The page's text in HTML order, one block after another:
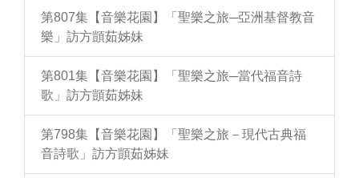
第807集【音樂花園】「聖樂之旅─亞洲基督教音
樂」訪方顗茹姊妹
第801集【音樂花園】「聖樂之旅─當代福音詩
歌」訪方顗茹姊妹
第798集【音樂花園】「聖樂之旅－現代古典福
音詩歌」訪方顗茹姊妹